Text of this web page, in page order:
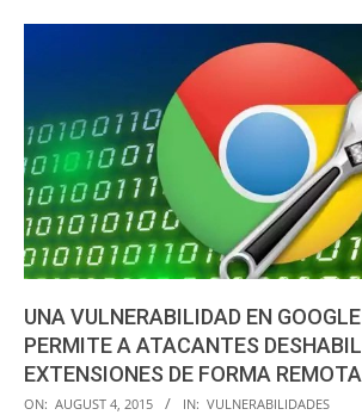
UNA VULNERABILIDAD EN
PERMITE A ATACANTES
EXTENSIONES DE FORMA REMOTA
2015-
ON: AUGUST 4, 2015 IN: VULNERABILIDADES